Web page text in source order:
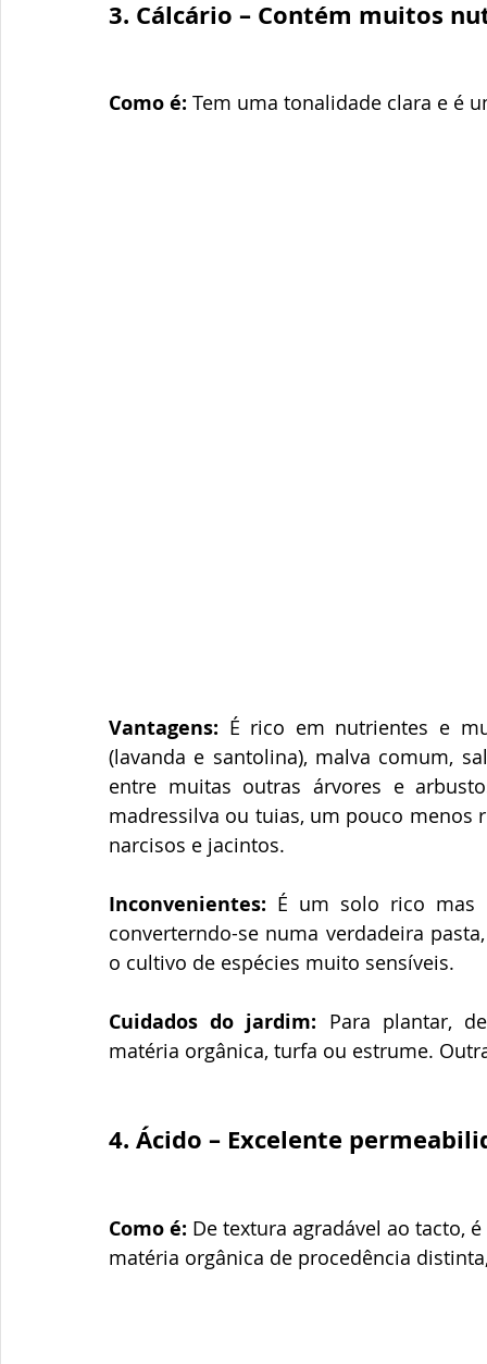
3. Cálcário – Contém muitos
Como é: Tem uma tonalidade clara e é
Vantagens: É rico em nutrientes e
(lavanda e santolina), malva comum,
entre muitas outras árvores e
madressilva ou tuias, um pouco menos
narcisos e jacintos.
Inconvenientes: É um solo rico mas
converterndo-se numa verdadeira
o cultivo de espécies muito sensíveis.
Cuidados do jardim: Para plantar,
matéria orgânica, turfa ou estrume.
4. Ácido – Excelente
Como é: De textura agradável ao tacto,
matéria orgânica de procedência